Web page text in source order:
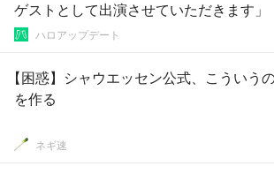
ゲストとして出演させていただきます」
ハロアップデート
【困惑】シャウエッセン公式、こういう
を作る
ネギ速